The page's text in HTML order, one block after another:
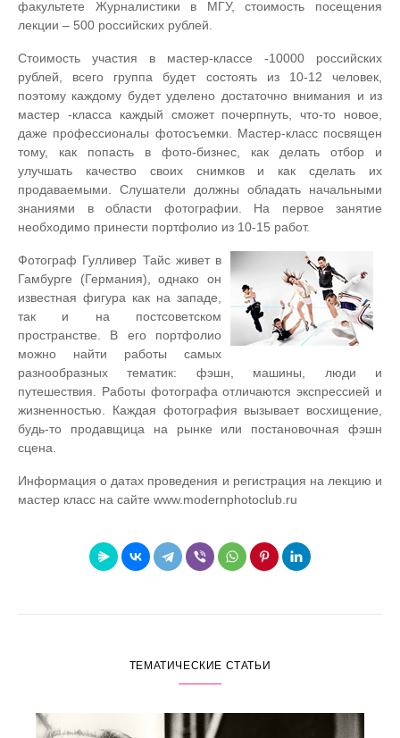
факультете Журналистики в МГУ, стоимость посещения
лекции – 500 российских рублей.
Стоимость участия в мастер-классе -10000 российских
рублей, всего группа будет состоять из 10-12 человек,
поэтому каждому будет уделено достаточно внимания и из
мастер -класса каждый сможет почерпнуть, что-то новое,
даже профессионалы фотосъемки. Мастер-класс посвящен
тому, как попасть в фото-бизнес, как делать отбор и
улучшать качество своих снимков и как сделать их
продаваемыми. Слушатели должны обладать начальными
знаниями в области фотографии. На первое занятие
необходимо принести портфолио из 10-15 работ.
Фотограф Гулливер Тайс живет в
Гамбурге (Германия), однако он
известная фигура как на западе,
так и на постсоветском
пространстве. В его портфолио
можно найти работы самых
разнообразных тематик: фэшн, машины, люди и
путешествия. Работы фотографа отличаются экспрессией и
жизненностью. Каждая фотография вызывает восхищение,
будь-то продавщица на рынке или постановочная фэшн
сцена.
Информация о датах проведения и регистрация на лекцию и
мастер класс на сайте www.modernphotoclub.ru
ТЕМАТИЧЕСКИЕ СТАТЬИ